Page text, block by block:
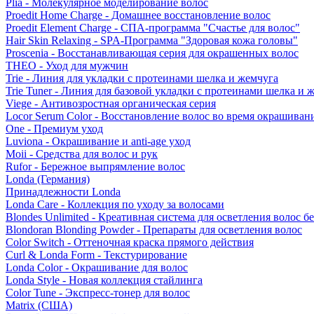
Plia - Молекулярное моделирование волос
Proedit Home Charge - Домашнее восстановление волос
Proedit Element Charge - СПА-программа "Счастье для волос"
Hair Skin Relaxing - SPA-Программа "Здоровая кожа головы"
Proscenia - Восстанавливающая серия для окрашенных волос
THEO - Уход для мужчин
Trie - Линия для укладки с протеинами шелка и жемчуга
Trie Tuner - Линия для базовой укладки с протеинами шелка и
Viege - Антивозростная органическая серия
Locor Serum Color - Восстановление волос во время
One - Премиум уход
Luviona - Окрашивание и anti-age уход
Moii - Средства для волос и рук
Rufor - Бережное выпрямление волос
Londa (Германия)
Принадлежности Londa
Londa Care - Коллекция по уходу за волосами
Blondes Unlimited - Креативная система для осветления волос
Blondoran Blonding Powder - Препараты для осветления волос
Color Switch - Оттеночная краска прямого действия
Curl & Londa Form - Текстурирование
Londa Color - Окрашивание для волос
Londa Style - Новая коллекция стайлинга
Color Tune - Экспресс-тонер для волос
Matrix (США)